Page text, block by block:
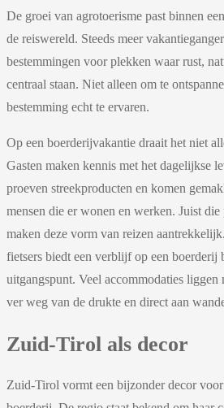
De groei van agrotoerisme past binnen
de reiswereld. Steeds meer
bestemmingen voor plekken waar rust,
centraal staan. Niet alleen om te
bestemming echt te ervaren.
Op een boerderijvakantie draait het niet
Gasten maken kennis met het dagelijkse
proeven streekproducten en komen
mensen die er wonen en werken. Juist
maken deze vorm van reizen
fietsers biedt een verblijf op een boerderij
uitgangspunt. Veel accommodaties liggen
ver weg van de drukte en direct aan
Zuid-Tirol als decor
Zuid-Tirol vormt een bijzonder decor